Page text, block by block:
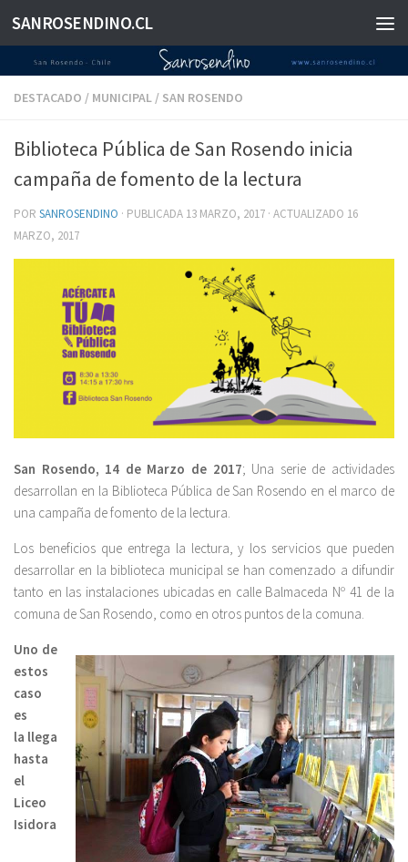
Saltar al contenido
SANROSENDINO.CL
DESTACADO / MUNICIPAL / SAN ROSENDO
Biblioteca Pública de San Rosendo inicia
campaña de fomento de la lectura
POR SANROSENDINO · PUBLICADA 13 MARZO, 2017 · ACTUALIZADO 16
MARZO, 2017
San Rosendo, 14 de Marzo de 2017; Una serie de actividades
desarrollan en la Biblioteca Pública de San Rosendo en el marco de
una campaña de fomento de la lectura.
Los beneficios que entrega la lectura, y los servicios que pueden
desarrollar en la biblioteca municipal se han comenzado a difundir
tanto en las instalaciones ubicadas en calle Balmaceda Nº 41 de la
comuna de San Rosendo, como en otros puntos de la comuna.
Uno de
estos
caso
es
la llega
hasta
el
Liceo
Isidora